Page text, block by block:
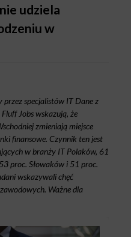
udziela
w
specjalistów IT Dane z
Jobs wskazują, że
zmieniają miejsce
finansowe. Czynnik ten jest
w branży IT Polaków, 61
proc. Słowaków i 51 proc.
wskazywali chęć
Ważne dla